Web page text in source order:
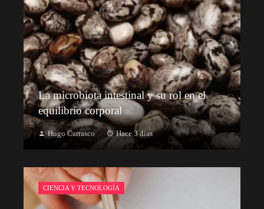
La microbiota intestinal y su rol en el
equilibrio corporal
Hugo Carrasco Hace 3 días
CIENCIA Y TECNOLOGÍA